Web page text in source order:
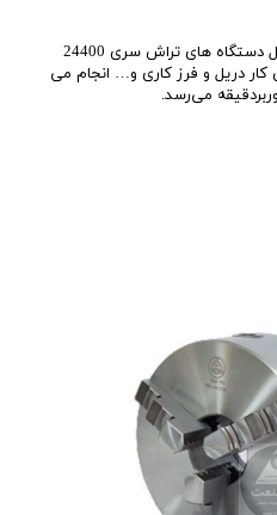
این محصول یکی از لوازم جانبی و مکمل دستگاه های تراش سری 24400
دریل و فرز کاری و… انجام می